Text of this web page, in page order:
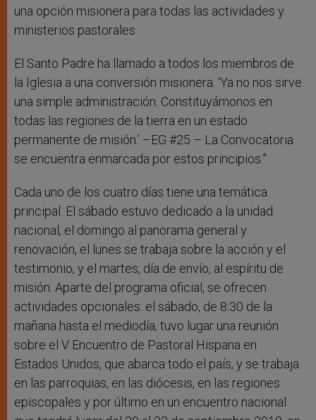
una opción misionera para todas las actividades y
ministerios pastorales.
El Santo Padre ha llamado a todos los miembros de
la Iglesia a una conversión misionera. ‘Ya no nos sirve
una simple administración. Constituyámonos en
todas las regiones de la tierra en un estado
permanente de misión.’ –EG #25 – La Convocatoria
se encuentra enmarcada por estos principios.”
Cada uno de los cuatro días tiene una temática
principal. El sábado estuvo dedicado a la unidad
nacional, el domingo al panorama general y
renovación, el lunes se trabaja sobre la acción y el
testimonio, y el martes, día de envío, al espíritu de
misión. Aparte del programa oficial, se ofrecen
actividades opcionales: el sábado, de 8:30 de la
mañana hasta el mediodía, tuvo lugar una reunión
sobre el V Encuentro de Pastoral Hispana en
Estados Unidos, que abarca todo el país, y se trabaja
en las parroquias, en las diócesis, en las regiones
episcopales y por último en un encuentro nacional